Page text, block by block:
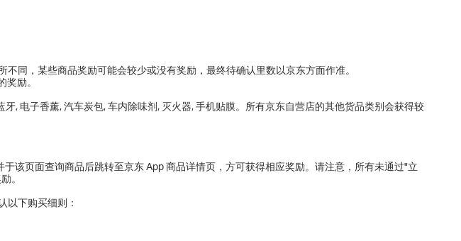
同，某些商品奖励可能会较少或没有奖励，最终待确认里数以京东方面作准。
励。
, 电子香薰, 汽车炭包, 车内除味剂, 灭火器, 手机贴膜。所有京东自营店的其他货品类别会获得较
该页面查询商品后跳转至京东 App 商品详情页，方可获得相应奖励。请注意，所有未通过"立
。
以下购买细则：